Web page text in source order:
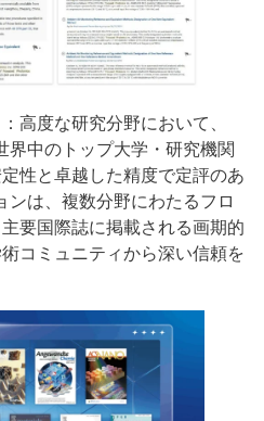
高度な研究分野において、
界中のトップ大学・研究機関
性と卓越した精度で定評のあ
ンは、複数分野にわたるフロ
要国際誌に掲載される画期的
コミュニティから深い信頼を